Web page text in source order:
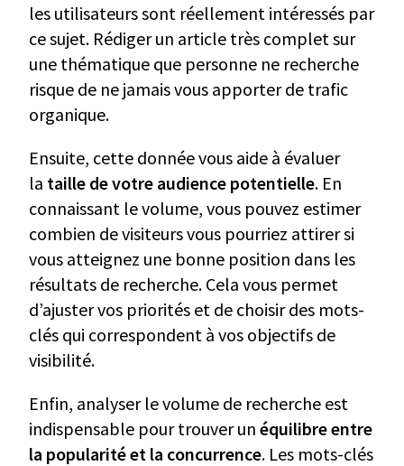
les utilisateurs sont réellement intéressés par
ce sujet. Rédiger un article très complet sur
une thématique que personne ne recherche
risque de ne jamais vous apporter de trafic
organique.
Ensuite, cette donnée vous aide à évaluer
la taille de votre audience potentielle. En
connaissant le volume, vous pouvez estimer
combien de visiteurs vous pourriez attirer si
vous atteignez une bonne position dans les
résultats de recherche. Cela vous permet
d’ajuster vos priorités et de choisir des mots-
clés qui correspondent à vos objectifs de
visibilité.
Enfin, analyser le volume de recherche est
indispensable pour trouver un équilibre entre
la popularité et la concurrence. Les mots-clés